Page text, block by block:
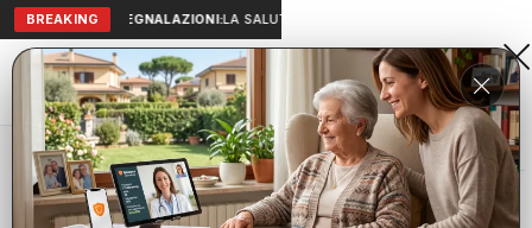
BREAKING SEGNALAZIONI:LA SALUTE A PORTATA DI MANO:
Aranova • NET
PORTALE UTILE AL TERRITORIO
Home
Cronaca